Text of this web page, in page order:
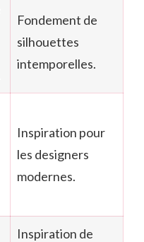
Fondement de
silhouettes
intemporelles.
Inspiration pour
les designers
modernes.
Inspiration de